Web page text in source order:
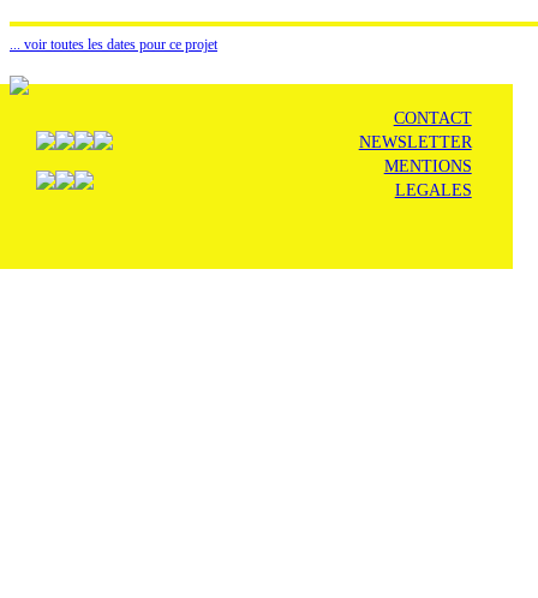
... voir toutes les dates pour ce projet
CONTACT
NEWSLETTER
MENTIONS
LEGALES